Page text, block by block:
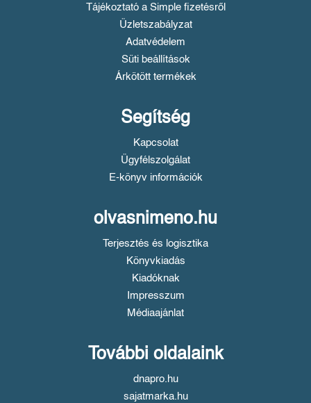
Tájékoztató a Simple fizetésről
Üzletszabályzat
Adatvédelem
Süti beállítások
Árkötött termékek
Segítség
Kapcsolat
Ügyfélszolgálat
E-könyv információk
olvasnimeno.hu
Terjesztés és logisztika
Könyvkiadás
Kiadóknak
Impresszum
Médiaajánlat
További oldalaink
dnapro.hu
sajatmarka.hu